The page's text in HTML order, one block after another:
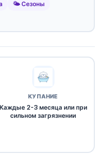
🌤️ Сезоны
КУПАНИЕ
Каждые 2-3 месяца или при
сильном загрязнении